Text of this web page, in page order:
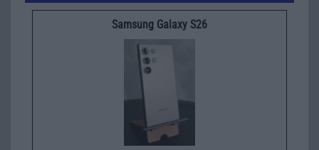
Samsung Galaxy S26